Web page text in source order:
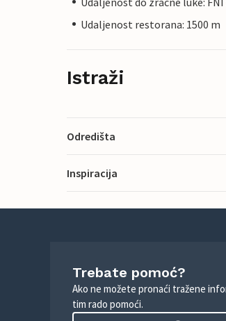
Udaljenost restorana: 1500 m
Istraži
Odredišta
Inspiracija
Trebate pomoć?
Ako ne možete pronaći tražene
tim rado pomoći.